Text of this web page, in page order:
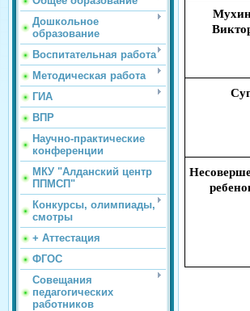
Дошкольное
образование
Воспитательная работа
Методическая работа
ГИА
ВПР
Научно-практические
конференции
МКУ "Алданский центр
ППМСП"
Конкурсы, олимпиады,
смотры
+ Аттестация
ФГОС
Совещания
педагогических
работников